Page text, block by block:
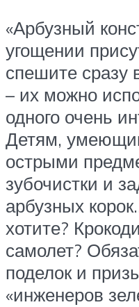
«Арбузный
угощении
спешите сразу
– их можно
одного очень
Детям,
острыми
зубочистки и
арбузных
хотите?
самолет?
поделок и
«инженеров